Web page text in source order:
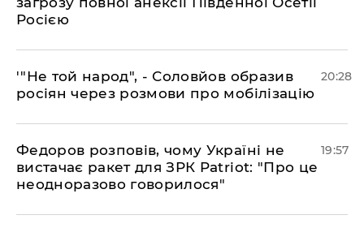
Росією
​'"Не той народ", - Соловйов образив
росіян через розмови про мобілізацію
20:28
​Федоров розповів, чому Україні не
вистачає ракет для ЗРК Patriot: "Про це
неодноразово говорилося"
19:57